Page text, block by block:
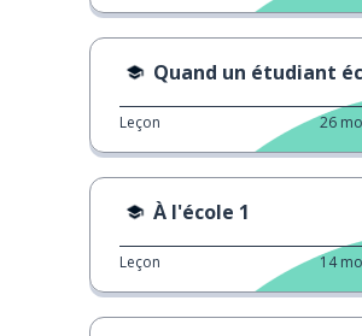
Quand un étudiant
Leçon 26
À l'école 1
Leçon 14